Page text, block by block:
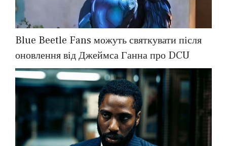
Blue Beetle Fans можуть святкувати після
оновлення від Джеймса Ганна про DCU